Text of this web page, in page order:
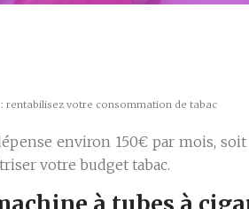
rentabilisez votre consommation de tabac
environ 150€ par mois,
votre budget tabac.